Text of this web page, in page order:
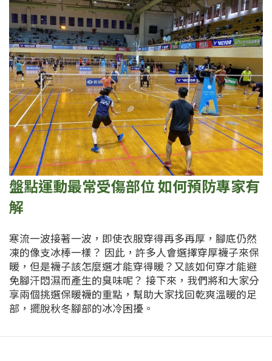
盤點運動最常受傷部位 如何預防專家有
解
寒流一波接著一波，即使衣服穿得再多再厚，腳底仍然
凍的像支冰棒一樣？ 因此，許多人會選擇穿厚襪子來保
暖，但是襪子該怎麼選才能穿得暖？又該如何穿才能避
免腳汗悶濕而產生的臭味呢？ 接下來，我們將和大家分
享兩個挑選保暖襪的重點，幫助大家找回乾爽溫暖的足
部，擺脫秋冬腳部的冰冷困擾。